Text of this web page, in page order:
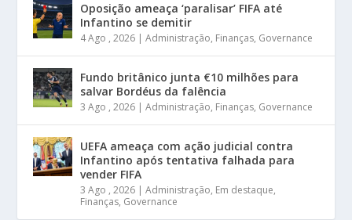
Oposição ameaça ‘paralisar’ FIFA até
Infantino se demitir
4 Ago , 2026 |Administração, Finanças, Governance
Fundo britânico junta €10 milhões para
salvar Bordéus da falência
3 Ago , 2026 |Administração, Finanças, Governance
UEFA ameaça com ação judicial contra
Infantino após tentativa falhada para
vender FIFA
3 Ago , 2026 |Administração, Em destaque,
Finanças, Governance